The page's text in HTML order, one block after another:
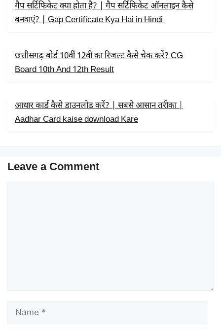
गैप सर्टिफिकेट क्या होता है? | गैप सर्टिफिकेट ऑनलाइन कैसे
बनवाएं? | Gap Certificate Kya Hai in Hindi
छत्तीसगढ़ बोर्ड 10वीं 12वीं का रिजल्ट कैसे चेक करें? CG
Board 10th And 12th Result
आधार कार्ड कैसे डाउनलोड करें? | सबसे आसान तरीका |
Aadhar Card kaise download Kare
Leave a Comment
Name